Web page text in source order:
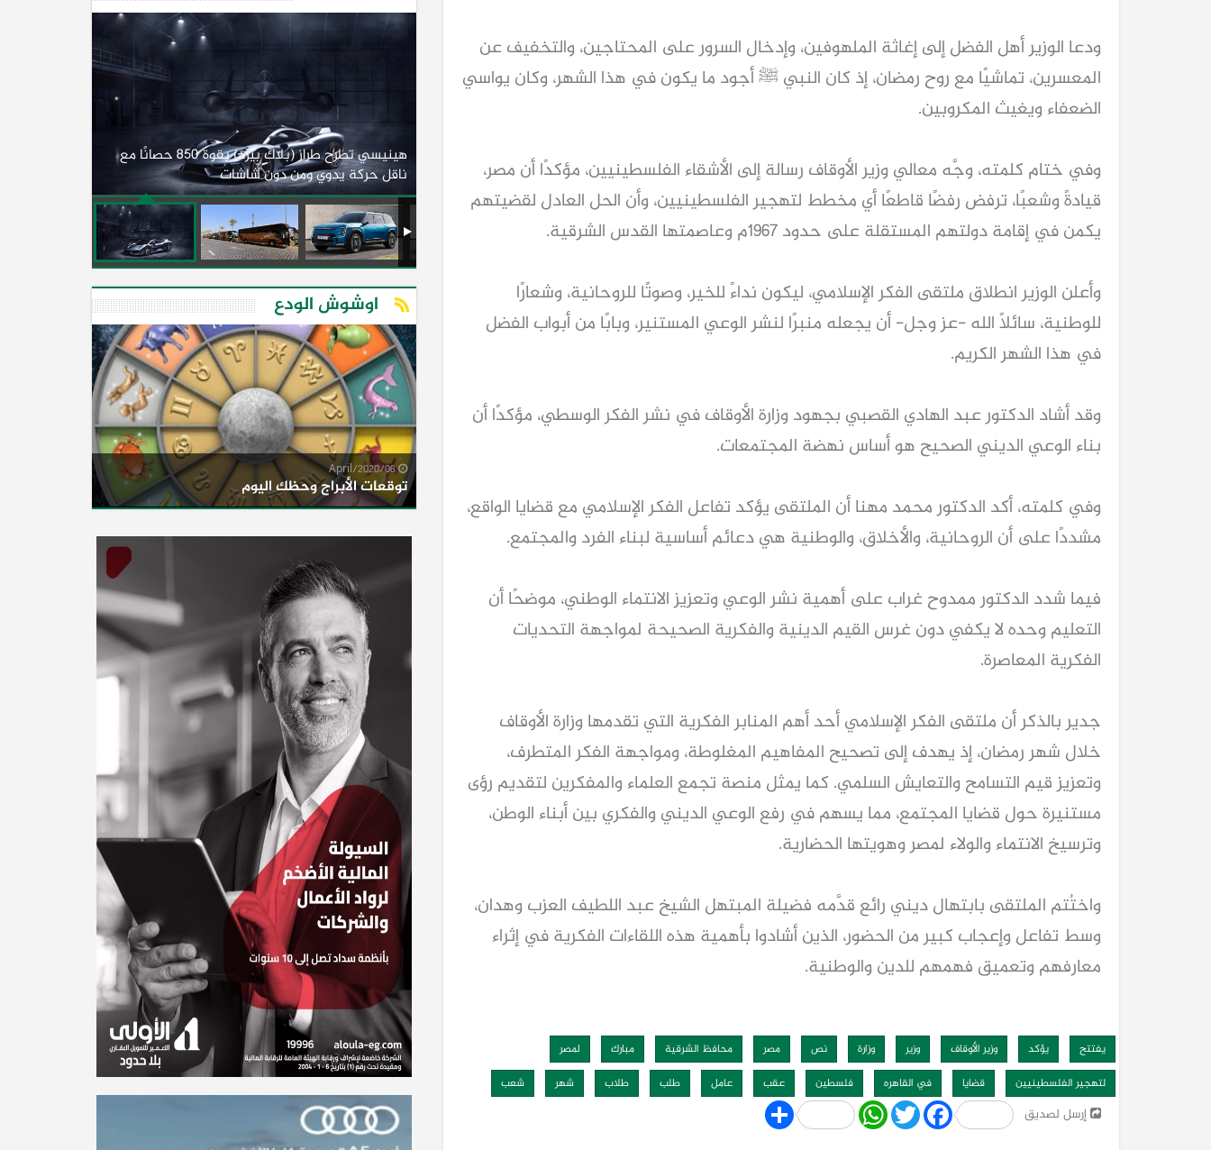
ودعا الوزير أهل الفضل إلى إغاثة الملهوفين، وإدخال السرور على المحتاجين، والتخفيف عن
المعسرين، تماشيًا مع روح رمضان، إذ كان النبي ﷺ أجود ما يكون في هذا الشهر، وكان يواسي
الضعفاء ويغيث المكروبين.
وفي ختام كلمته، وجَّه معالي وزير الأوقاف رسالة إلى الأشقاء الفلسطينيين، مؤكدًا أن مصر،
قيادةً وشعبًا، ترفض رفضًا قاطعًا أي مخطط لتهجير الفلسطينيين، وأن الحل العادل لقضيتهم
يكمن في إقامة دولتهم المستقلة على حدود ١٩٦٧م وعاصمتها القدس الشرقية.
وأعلن الوزير انطلاق ملتقى الفكر الإسلامي، ليكون نداءً للخير، وصوتًا للروحانية، وشعارًا
للوطنية، سائلًا الله -عز وجل- أن يجعله منبرًا لنشر الوعي المستنير، وبابًا من أبواب الفضل
في هذا الشهر الكريم.
وقد أشاد الدكتور عبد الهادي القصبي بجهود وزارة الأوقاف في نشر الفكر الوسطي، مؤكدًا أن
بناء الوعي الديني الصحيح هو أساس نهضة المجتمعات.
وفي كلمته، أكد الدكتور محمد مهنا أن الملتقى يؤكد تفاعل الفكر الإسلامي مع قضايا الواقع،
مشددًا على أن الروحانية، والأخلاق، والوطنية هي دعائم أساسية لبناء الفرد والمجتمع.
فيما شدد الدكتور ممدوح غراب على أهمية نشر الوعي وتعزيز الانتماء الوطني، موضحًا أن
التعليم وحده لا يكفي دون غرس القيم الدينية والفكرية الصحيحة لمواجهة التحديات
الفكرية المعاصرة.
جدير بالذكر أن ملتقى الفكر الإسلامي أحد أهم المنابر الفكرية التي تقدمها وزارة الأوقاف
خلال شهر رمضان، إذ يهدف إلى تصحيح المفاهيم المغلوطة، ومواجهة الفكر المتطرف،
وتعزيز قيم التسامح والتعايش السلمي. كما يمثل منصة تجمع العلماء والمفكرين لتقديم رؤى
مستنيرة حول قضايا المجتمع، مما يسهم في رفع الوعي الديني والفكري بين أبناء الوطن،
وترسيخ الانتماء والولاء لمصر وهويتها الحضارية.
واختُتم الملتقى بابتهال ديني رائع قدَّمه فضيلة المبتهل الشيخ عبد اللطيف العزب وهدان،
وسط تفاعل وإعجاب كبير من الحضور، الذين أشادوا بأهمية هذه اللقاءات الفكرية في إثراء
معارفهم وتعميق فهمهم للدين والوطنية.
يفتتح يؤكد وزير الأوقاف وزير وزارة نص مصر محافظ الشرقية مبارك
لمصر
لتهجير الفلسطينيين
قضايا في القاهره فلسطين عقب عامل طلب طلاب شهر شعب
إرسل لصديق Share WhatsApp
Twitter Facebook
هينيسي تطرح طراز (بلاك بيرد) بقوة 850 حصانًا مع
ناقل حركة يدوي ومن دون شاشات
النصر للسيارات إلى شركة الاتحاد العربي للنقل البري
(السوبرجيت)
كيا EV9 GT للباحثين عن متعة قيادة السيارات الكهربائية
العائلية
اوشوش الودع
06/April/2020
توقعات الأبراج وحظك اليوم